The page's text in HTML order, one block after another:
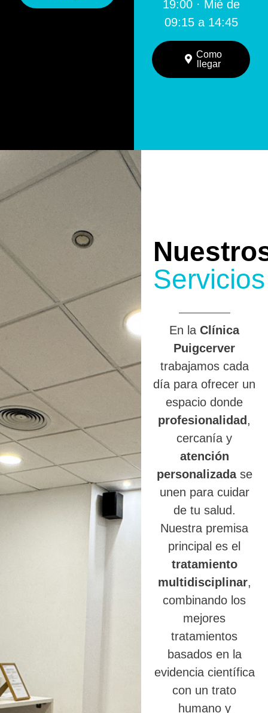
19:00 · Mié de
09:15 a 14:45
Como
llegar
Servicios
En laClínica
Puigcerver
trabajamos cada
día para ofrecer un
espacio donde
profesionalidad ,
cercanía y
atención
personalizadase
unen para cuidar
de tu salud.
Nuestra premisa
principal es el
tratamiento
multidisciplinar,
combinando los
mejores
tratamientos
basados en la
evidencia científica
con un trato
humano y